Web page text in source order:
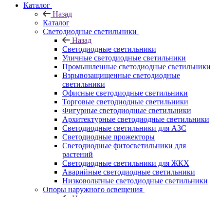
Каталог
Назад
Каталог
Светодиодные светильники
Назад
Светодиодные светильники
Уличные светодиодные светильники
Промышленные светодиодные светильники
Взрывозащищенные светодиодные
светильники
Офисные светодиодные светильники
Торговые светодиодные светильники
Фигурные светодиодные светильники
Архитектурные светодиодные светильники
Светодиодные светильники для АЗС
Светодиодные прожекторы
Светодиодные фитосветильники для
растений
Светодиодные светильники для ЖКХ
Аварийные светодиодные светильники
Низковольтные светодиодные светильники
Опоры наружного освещения